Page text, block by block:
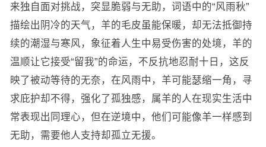
来独自面对挑战，突显脆弱与无助，词语中的“风雨秋”
描绘出阴冷的天气，羊的毛皮虽能保暖，却无法抵御持
续的潮湿与寒风，象征着人生中易受伤害的处境，羊的
温顺让它接受“留我”的命运，不反抗地忍耐十日，这反
映了被动等待的无奈，在风雨中，羊可能瑟缩一角，寻
求庇护却不得，强化了孤独感，属羊的人在现实生活中
常表现出同理心，但在逆境中，他们可能像羊一样感到
无助，需要他人支持却孤立无援。